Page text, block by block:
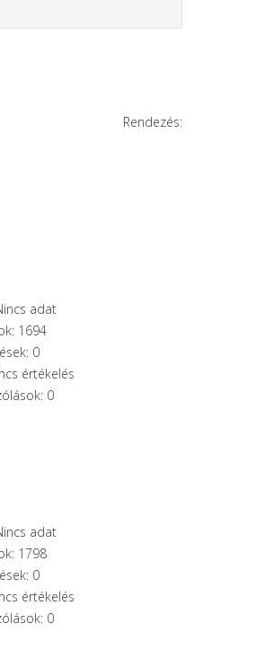
Rendezés:
adat
1694
0
értékelés
0
adat
1798
0
értékelés
0